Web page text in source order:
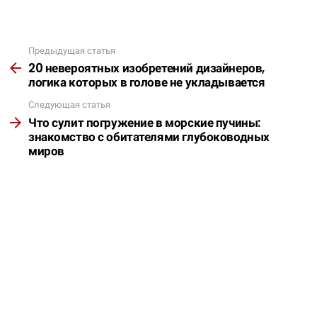
Подробнее
Предыдущая статья
20 невероятных изобретений дизайнеров,
логика которых в голове не укладывается
Следующая статья
Что сулит погружение в морские пучины:
знакомство с обитателями глубоководных
миров